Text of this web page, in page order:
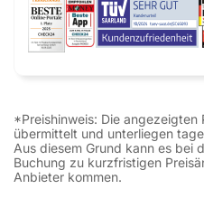
*Preishinweis: Die
übermittelt und unterliegen
Aus diesem Grund kann es bei
Buchung zu kurzfristigen
Anbieter kommen.